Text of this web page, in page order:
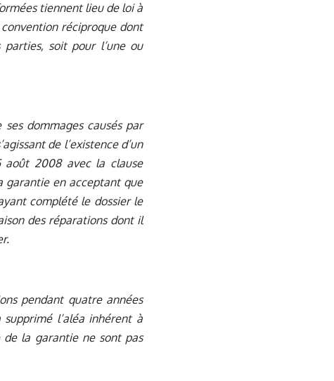
tiennent lieu de loi à
réciproque dont
soit pour l’une ou
dommages causés par
de l’existence d’un
août 2008 avec la clause
garantie en acceptant que
complété le dossier le
des réparations dont il
pendant quatre années
l’aléa inhérent à
de la garantie ne sont pas